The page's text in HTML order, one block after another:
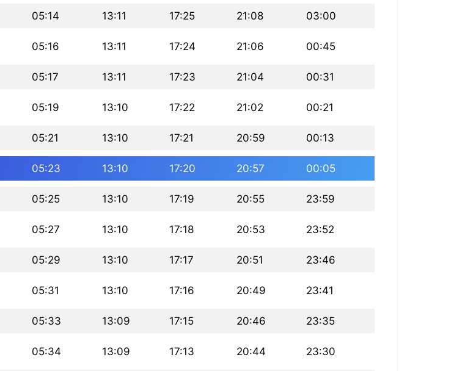
05:14 13:11 17:25 21:08 03:00
05:16 13:11 17:24 21:06 00:45
05:17 13:11 17:23 21:04 00:31
05:19 13:10 17:22 21:02 00:21
05:21 13:10 17:21 20:59 00:13
05:23 13:10 17:20 20:57 00:05
05:25 13:10 17:19 20:55 23:59
05:27 13:10 17:18 20:53 23:52
05:29 13:10 17:17 20:51 23:46
05:31 13:10 17:16 20:49 23:41
05:33 13:09 17:15 20:46 23:35
05:34 13:09 17:13 20:44 23:30